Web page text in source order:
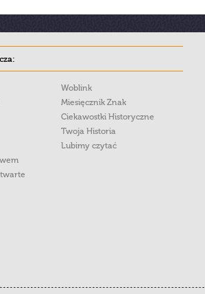
Woblink
Miesięcznik Znak
Ciekawostki Historyczne
Twoja Historia
Lubimy czytać